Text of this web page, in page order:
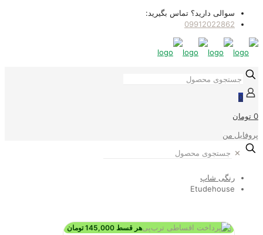
سوالی دارید؟ تماس بگیرید:
09912022862
0
0 تومان
پروفایل من
✕
رنگی شاپ
Etudehouse
هر قسط 145,000 تومان